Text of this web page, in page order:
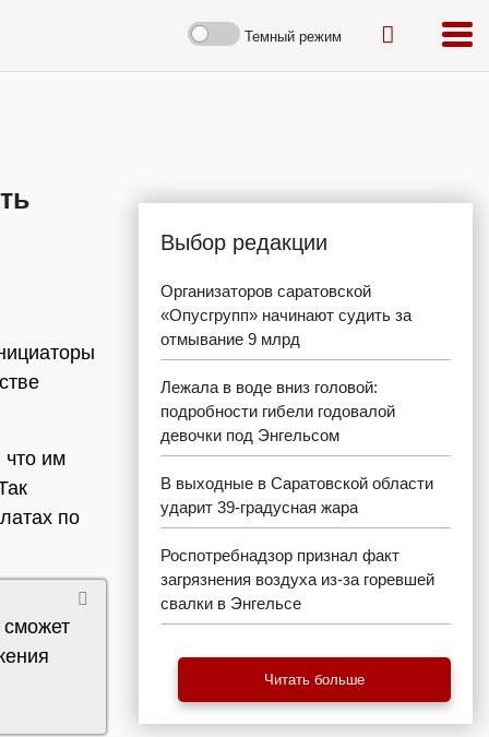
Темный режим
что им
по
сможет
Выбор редакции
Организаторов саратовской
«Опусгрупп» начинают судить за
отмывание 9 млрд
Лежала в воде вниз головой:
подробности гибели годовалой
девочки под Энгельсом
В выходные в Саратовской области
ударит 39-градусная жара
Роспотребнадзор признал факт
загрязнения воздуха из-за горевшей
свалки в Энгельсе
Читать больше